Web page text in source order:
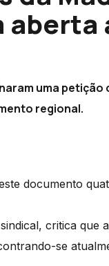
uma
regional.
documento
critica que
se